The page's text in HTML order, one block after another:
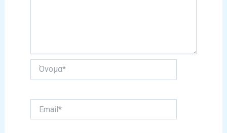
Όνομα*